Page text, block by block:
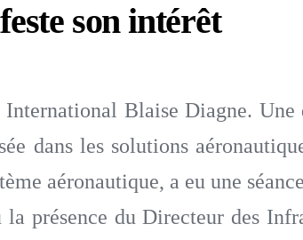
son intérêt
Blaise Diagne. Une
dans les solutions
aéronautique, a eu une
présence du Directeur des